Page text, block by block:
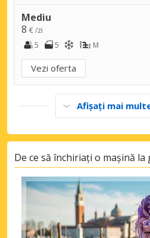
Mediu
8 € /zi
5
5 M
Vezi oferta
Afișați mai
De ce să închiriați o mașină